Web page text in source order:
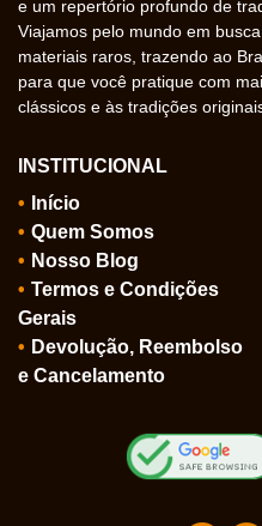
e um repertório profundo de
Viajamos pelo mundo em
materiais raros, trazendo ao
para que você pratique com
clássicos e às tradições
INSTITUCIONAL
Início
Quem Somos
Nosso Blog
Termos e Condições
Gerais
Devolução, Reembolso
e Cancelamento